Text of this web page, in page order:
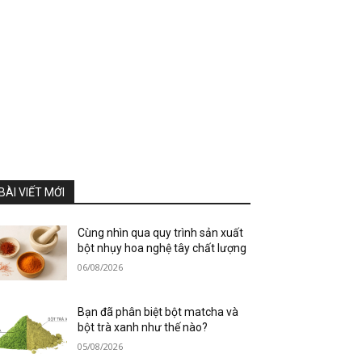
VIẾT MỚI
Cùng nhìn qua quy trình sản xuất
bột nhụy hoa nghệ tây chất lượng
06/08/2026
Bạn đã phân biệt bột matcha và
bột trà xanh như thế nào?
05/08/2026